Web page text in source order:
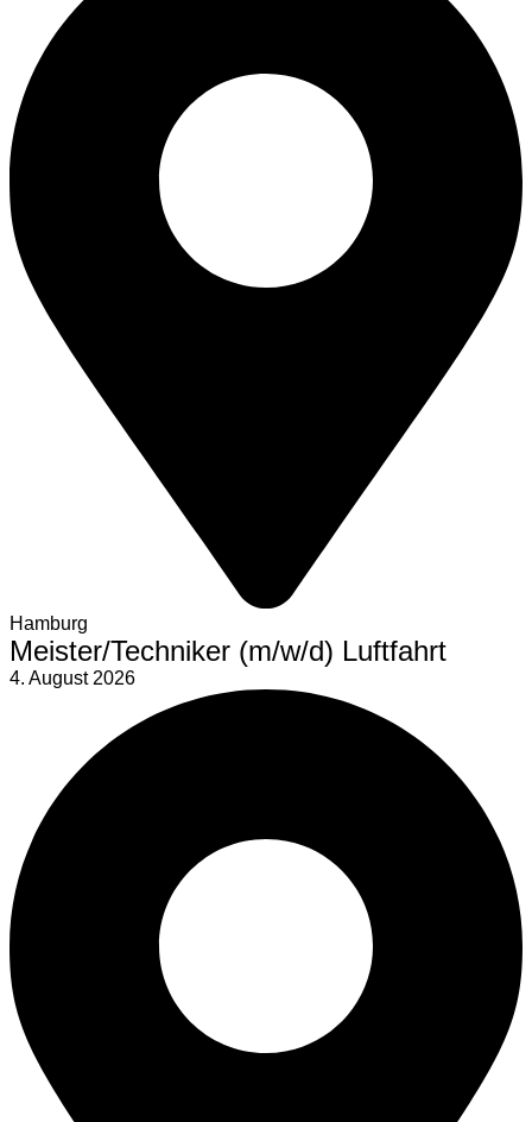
Hamburg
Meister/Techniker (m/w/d) Luftfahrt
4. August 2026